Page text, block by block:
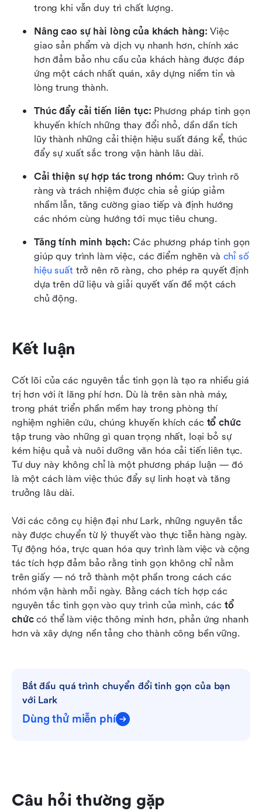
trong khi vẫn duy trì chất lượng.
Nâng cao sự hài lòng của khách hàng: Việc
giao sản phẩm và dịch vụ nhanh hơn, chính xác
hơn đảm bảo nhu cầu của khách hàng được đáp
ứng một cách nhất quán, xây dựng niềm tin và
lòng trung thành.
Thúc đẩy cải tiến liên tục: Phương pháp tinh gọn
khuyến khích những thay đổi nhỏ, dần dần tích
lũy thành những cải thiện hiệu suất đáng kể, thúc
đẩy sự xuất sắc trong vận hành lâu dài.
Cải thiện sự hợp tác trong nhóm: Quy trình rõ
ràng và trách nhiệm được chia sẻ giúp giảm
nhầm lẫn, tăng cường giao tiếp và định hướng
các nhóm cùng hướng tới mục tiêu chung.
Tăng tính minh bạch: Các phương pháp tinh gọn
giúp quy trình làm việc, các điểm nghẽn và chỉ số
hiệu suất trở nên rõ ràng, cho phép ra quyết định
dựa trên dữ liệu và giải quyết vấn đề một cách
chủ động.
Kết luận
Cốt lõi của các nguyên tắc tinh gọn là tạo ra nhiều giá
trị hơn với ít lãng phí hơn. Dù là trên sàn nhà máy,
trong phát triển phần mềm hay trong phòng thí
nghiệm nghiên cứu, chúng khuyến khích các tổ chức
tập trung vào những gì quan trọng nhất, loại bỏ sự
kém hiệu quả và nuôi dưỡng văn hóa cải tiến liên tục.
Tư duy này không chỉ là một phương pháp luận — đó
là một cách làm việc thúc đẩy sự linh hoạt và tăng
trưởng lâu dài.
Với các công cụ hiện đại như Lark, những nguyên tắc
này được chuyển từ lý thuyết vào thực tiễn hàng ngày.
Tự động hóa, trực quan hóa quy trình làm việc và cộng
tác tích hợp đảm bảo rằng tinh gọn không chỉ nằm
trên giấy — nó trở thành một phần trong cách các
nhóm vận hành mỗi ngày. Bằng cách tích hợp các
nguyên tắc tinh gọn vào quy trình của mình, các tổ
chức có thể làm việc thông minh hơn, phản ứng nhanh
hơn và xây dựng nền tảng cho thành công bền vững.
Bắt đầu quá trình chuyển đổi tinh gọn của bạn
với Lark
Dùng thử miễn phí
Câu hỏi thường gặp